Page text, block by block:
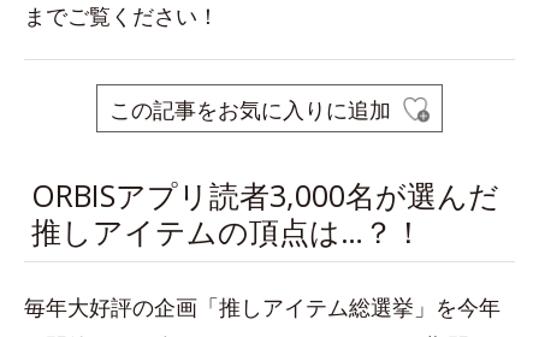
までご覧ください！
この記事をお気に入りに追加
ORBISアプリ読者3,000名が選んだ
推しアイテムの頂点は…？！
毎年大好評の企画「推しアイテム総選挙」を今年